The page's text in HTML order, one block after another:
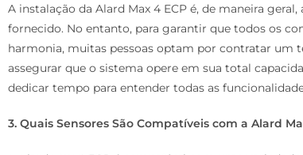
A instalação da Alard Max 4 ECP é, de maneira
fornecido. No entanto, para garantir que todos os
harmonia, muitas pessoas optam por contratar um
assegurar que o sistema opere em sua total
dedicar tempo para entender todas as
3. Quais Sensores São Compatíveis com a Alard